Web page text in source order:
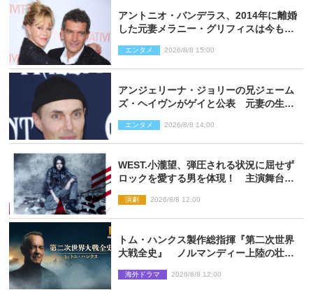
アントニオ・バンデラス、2014年に離婚
した元妻メラニー・グリフィスは今も
エンタメ 2026/8/8 15:00
アンジェリーナ・ジョリーの兄ジェーム
ズ・ヘイヴンがゲイと公表 元妻の生配
エンタメ 2026/8/8 14:00
WEST.小瀧望、弾圧される状況に屈せず
ロックを愛する男を体現！ 主演舞台
演劇 2026/8/8 12:00
トム・ハンクス製作総指揮『第二次世界
大戦全史』 ノルマンディー上陸の壮絶
海外ドラマ 2026/8/8 12:00